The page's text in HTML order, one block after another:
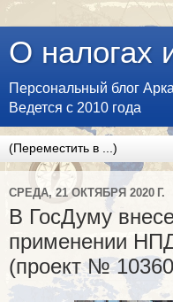
О налогах
Персональный блог
Ведется с 2010 года
СРЕДА, 21 ОКТЯБРЯ 2020 Г.
В ГосДуму
применении
(проект №